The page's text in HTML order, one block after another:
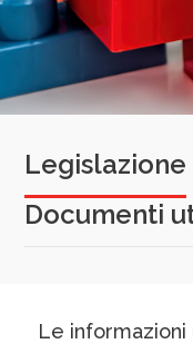
Legislazione
Documenti
Le